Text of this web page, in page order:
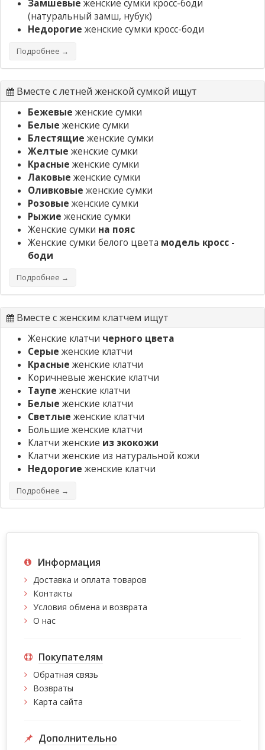
Замшевые женские сумки кросс-боди
(натуральный замш, нубук)
Недорогие женские сумки кросс-боди
Подробнее →
Вместе с летней женской сумкой ищут
Бежевые женские сумки
Белые женские сумки
Блестящие женские сумки
Желтые женские сумки
Красные женские сумки
Лаковые женские сумки
Оливковые женские сумки
Розовые женские сумки
Рыжие женские сумки
Женские сумки на пояс
Женские сумки белого цвета модель кросс -
боди
Подробнее →
Вместе с женским клатчем ищут
Женские клатчи черного цвета
Серые женские клатчи
Красные женские клатчи
Коричневые женские клатчи
Таупе женские клатчи
Белые женские клатчи
Светлые женские клатчи
Большие женские клатчи
Клатчи женские из экокожи
Клатчи женские из натуральной кожи
Недорогие женские клатчи
Подробнее →
Информация
Доставка и оплата товаров
Контакты
Условия обмена и возврата
О нас
Покупателям
Обратная связь
Возвраты
Карта сайта
Дополнительно